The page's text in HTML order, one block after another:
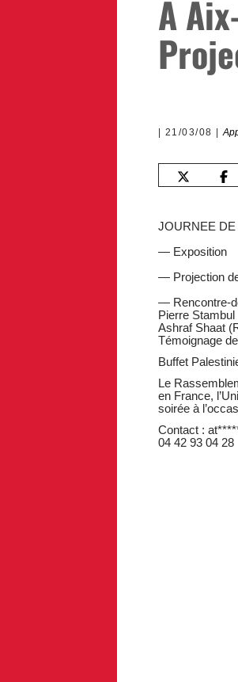
A
21/03/08
JOURNEE DE
— Exposition
— Projection
— Rencontre-
Pierre
Ashraf Shaat
Témoignage
Buffet
Le
en France,
soirée à
Contact : at
04 42 93 04 28